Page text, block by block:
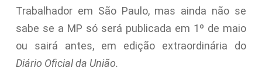
Trabalhador em São Paulo, mas ainda não se
sabe se a MP só será publicada em 1º de maio
ou sairá antes, em edição extraordinária do
Diário Oficial da União.